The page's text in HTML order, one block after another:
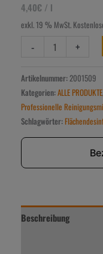
4,40€ / l
exkl. 19 % MwSt.
- +
Artikelnummer:2001509
Kategorien:ALLE PRODUKTE,
Professionelle
Schlagwörter:
Beschreibung